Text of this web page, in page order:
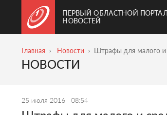
ПЕРВЫЙ ОБЛАСТНОЙ ПОРТАЛ
НОВОСТЕЙ
Главная Новости Штрафы для малого и
НОВОСТИ
25 июля 2016 08:54